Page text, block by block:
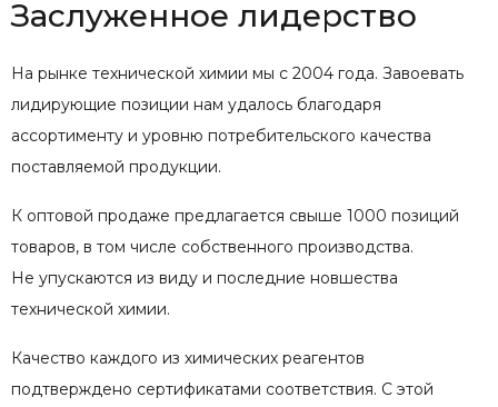
Заслуженное лидерство
На рынке технической химии мы с 2004 года. Завоевать
лидирующие позиции нам удалось благодаря
ассортименту и уровню потребительского качества
поставляемой продукции.
К оптовой продаже предлагается свыше 1000 позиций
товаров, в том числе собственного производства.
Не упускаются из виду и последние новшества
технической химии.
Качество каждого из химических реагентов
подтверждено сертификатами соответствия. С этой